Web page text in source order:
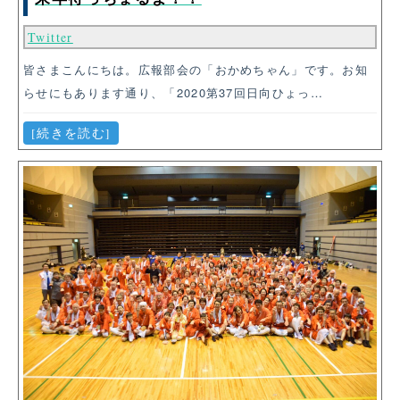
Twitter
皆さまこんにちは。広報部会の「おかめちゃん」です。お知
らせにもあります通り、「2020第37回日向ひょっ…
[続きを読む]